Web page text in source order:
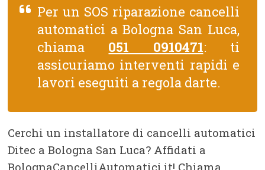
Per un SOS riparazione cancelli
automatici a Bologna San Luca,
chiama 051 0910471: ti
assicuriamo interventi rapidi e
lavori eseguiti a regola darte.
Cerchi un installatore di cancelli automatici
Ditec a Bologna San Luca? Affidati a
BolognaCancelliAutomatici.it! Chiama